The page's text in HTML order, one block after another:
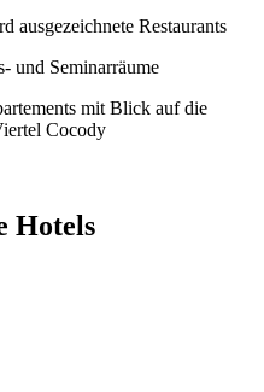
Restaurants
und Seminarräume
mit Blick auf die
Cocody
Hotels